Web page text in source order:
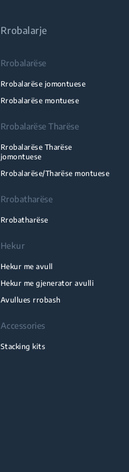
Rrobalarje
Rrobalarëse
Rrobalarëse jomontuese
Rrobalarëse montuese
Rrobalarëse Tharëse
Rrobalarëse Tharëse
jomontuese
Rrobalarëse/Tharëse montuese
Rrobatharëse
Rrobatharëse
Hekur
Hekur me avull
Hekur me gjenerator avulli
Avullues rrobash
Accessories
Stacking kits